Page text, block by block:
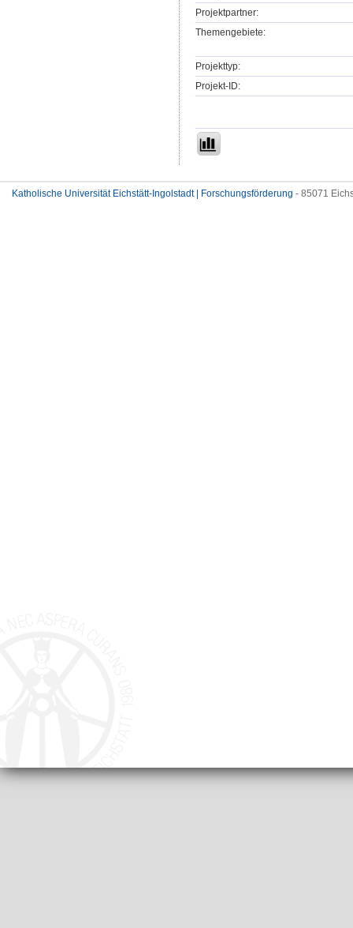
Projektpartner:
Themengebiete:
Projekttyp:
Projekt-ID:
Katholische Universität Eichstätt-Ingolstadt | Forschungsförderung - 85071